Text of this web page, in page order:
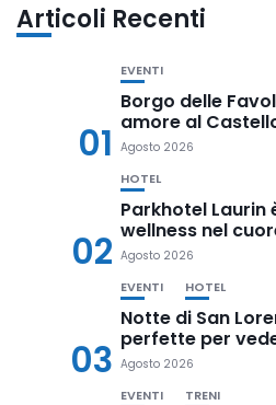
Articoli Recenti
01
EVENTI
Borgo delle
amore al
Agosto 2026
02
HOTEL
Parkhotel Laurin
wellness nel
Agosto 2026
03
EVENTI HOTEL
Notte di San
perfette per
Agosto 2026
EVENTI TRENI